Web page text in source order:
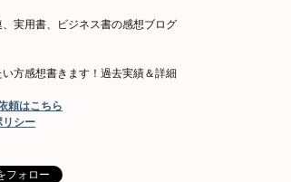
実用書、ビジネス書の感想ブログ
方感想書きます！過去実績＆詳細
頼はこちら
リシー
フォロー